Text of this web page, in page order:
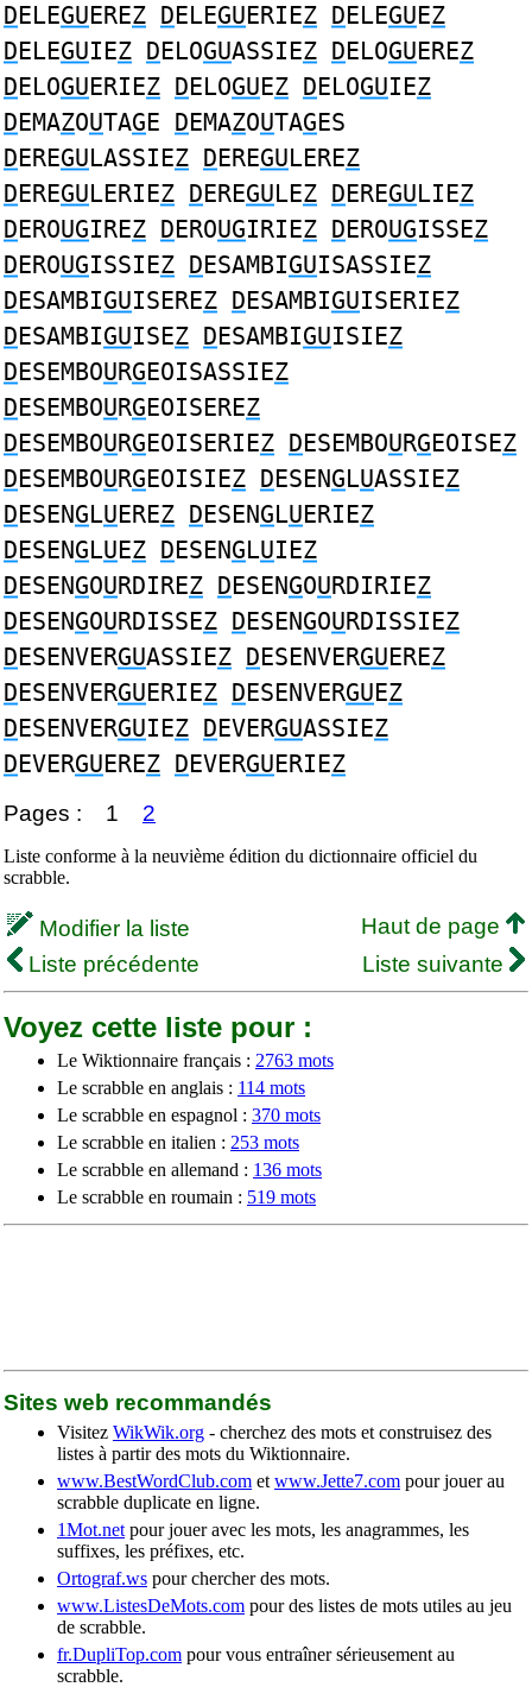
DELEGUEREZ DELEGUERIEZ DELEGUEZ
DELEGUIEZ DELOGUASSIEZ DELOGUEREZ
DELOGUERIEZ DELOGUEZ DELOGUIEZ
DEMAZOUTAGE DEMAZOUTAGES
DEREGULASSIEZ DEREGULEREZ
DEREGULERIEZ DEREGULEZ DEREGULIEZ
DEROUGIREZ DEROUGIRIEZ DEROUGISSEZ
DEROUGISSIEZ DESAMBIGUISASSIEZ
DESAMBIGUISEREZ DESAMBIGUISERIEZ
DESAMBIGUISEZ DESAMBIGUISIEZ
DESEMBOURGEOISASSIEZ
DESEMBOURGEOISEREZ
DESEMBOURGEOISERIEZ DESEMBOURGEOISEZ
DESEMBOURGEOISIEZ DESENGLUASSIEZ
DESENGLUEREZ DESENGLUERIEZ
DESENGLUEZ DESENGLUIEZ
DESENGOURDIREZ DESENGOURDIRIEZ
DESENGOURDISSEZ DESENGOURDISSIEZ
DESENVERGUASSIEZ DESENVERGUEREZ
DESENVERGUERIEZ DESENVERGUEZ
DESENVERGUIEZ DEVERGUASSIEZ
DEVERGUEREZ DEVERGUERIEZ
Pages : 1 2
Liste conforme à la neuvième édition du dictionnaire officiel du
scrabble.
Modifier la liste
Haut de page
Liste précédente
Liste suivante
Voyez cette liste pour :
Le Wiktionnaire français : 2763 mots
Le scrabble en anglais : 114 mots
Le scrabble en espagnol : 370 mots
Le scrabble en italien : 253 mots
Le scrabble en allemand : 136 mots
Le scrabble en roumain : 519 mots
Sites web recommandés
Visitez WikWik.org - cherchez des mots et construisez des
listes à partir des mots du Wiktionnaire.
www.BestWordClub.com et www.Jette7.com pour jouer au
scrabble duplicate en ligne.
1Mot.net pour jouer avec les mots, les anagrammes, les
suffixes, les préfixes, etc.
Ortograf.ws pour chercher des mots.
www.ListesDeMots.com pour des listes de mots utiles au jeu
de scrabble.
fr.DupliTop.com pour vous entraîner sérieusement au
scrabble.